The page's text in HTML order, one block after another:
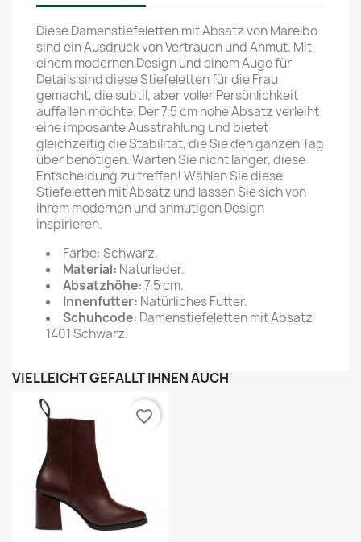
Diese Damenstiefeletten mit Absatz von Marelbo
sind ein Ausdruck von Vertrauen und Anmut. Mit
einem modernen Design und einem Auge für
Details sind diese Stiefeletten für die Frau
gemacht, die subtil, aber voller Persönlichkeit
auffallen möchte. Der 7,5 cm hohe Absatz verleiht
eine imposante Ausstrahlung und bietet
gleichzeitig die Stabilität, die Sie den ganzen Tag
über benötigen. Warten Sie nicht länger, diese
Entscheidung zu treffen! Wählen Sie diese
Stiefeletten mit Absatz und lassen Sie sich von
ihrem modernen und anmutigen Design
inspirieren.
Farbe: Schwarz.
Material: Naturleder.
Absatzhöhe:7,5 cm.
Innenfutter: Natürliches Futter.
Schuhcode: Damenstiefeletten mit Absatz
1401 Schwarz.
VIELLEICHT GEFÄLLT IHNEN AUCH
favorite_border